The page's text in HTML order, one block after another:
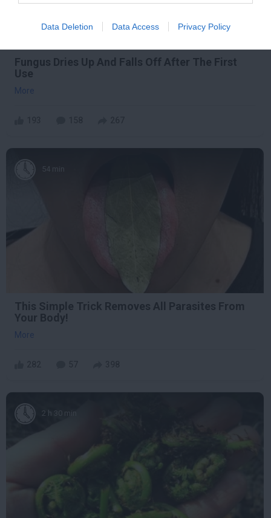
Data Deletion Data Access Privacy Policy
Fungus Dries Up And Falls Off After The First
Use
More
54 min
This Simple Trick Removes All Parasites From
Your Body!
More
2 h 30 min